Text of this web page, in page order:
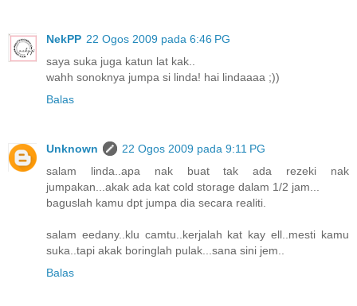
NekPP 22 Ogos 2009 pada 6:46 PG
saya suka juga katun lat kak..
wahh sonoknya jumpa si linda! hai lindaaaa ;))
Balas
Unknown
22 Ogos 2009 pada 9:11 PG
salam linda..apa nak buat tak ada rezeki nak
jumpakan...akak ada kat cold storage dalam 1/2 jam...
baguslah kamu dpt jumpa dia secara realiti.
salam eedany..klu camtu..kerjalah kat kay ell..mesti kamu
suka..tapi akak boringlah pulak...sana sini jem..
Balas